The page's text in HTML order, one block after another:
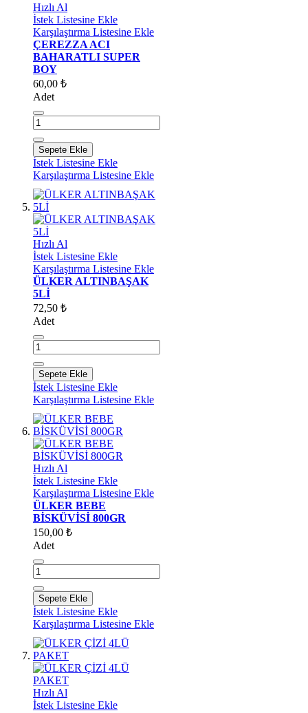
Hızlı Al
İstek Listesine Ekle
Karşılaştırma Listesine Ekle
ÇEREZZA ACI
BAHARATLI SUPER
BOY
60,00 ₺
Adet
Sepete Ekle
İstek Listesine Ekle
Karşılaştırma Listesine Ekle
Hızlı Al
İstek Listesine Ekle
Karşılaştırma Listesine Ekle
ÜLKER ALTINBAŞAK
5Lİ
72,50 ₺
Adet
Sepete Ekle
İstek Listesine Ekle
Karşılaştırma Listesine Ekle
Hızlı Al
İstek Listesine Ekle
Karşılaştırma Listesine Ekle
ÜLKER BEBE
BİSKÜVİSİ 800GR
150,00 ₺
Adet
Sepete Ekle
İstek Listesine Ekle
Karşılaştırma Listesine Ekle
Hızlı Al
İstek Listesine Ekle